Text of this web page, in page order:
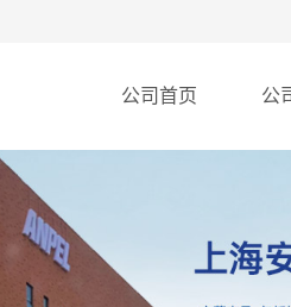
公司首页 公